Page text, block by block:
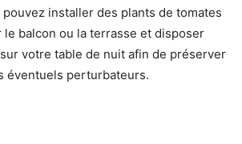
installer des plants de tomates
balcon ou la terrasse et disposer
votre table de nuit afin de préserver
éventuels perturbateurs.